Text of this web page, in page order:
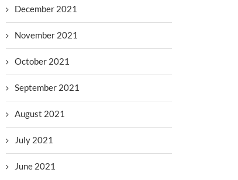
December 2021
November 2021
October 2021
September 2021
August 2021
July 2021
June 2021